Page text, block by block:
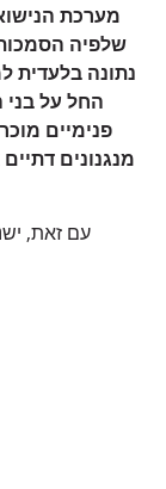
מערכת
שלפיה הסמכות
נתונה בלעדית
החל על בני
פנימיים
מנגנונים
עם זאת,